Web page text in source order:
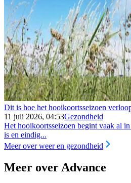
Dit is hoe het hooikoortsseizoen
11 juli 2026, 04:53Gezondheid
Het hooikoortsseizoen begint vaak al
is en eindig...
Meer over weer en gezondheid
Meer over Advance